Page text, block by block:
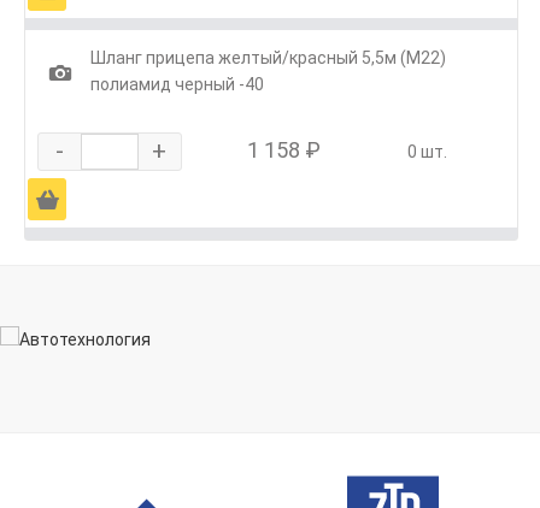
1
Шланг прицепа желтый/красный 5,5м (М22)
полиамид черный -40
- + 1 158 ₽ 0 шт.
Ä